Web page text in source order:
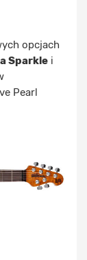
opcjach
Sparkle i
Pearl